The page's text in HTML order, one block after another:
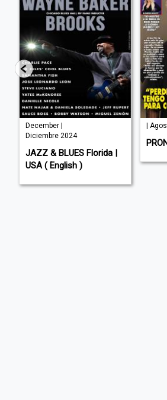
December |
Diciembre 2024
JAZZ & BLUES Florida |
USA ( English )
|